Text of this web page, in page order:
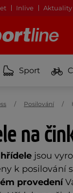
Inlive Aktuality
Sport
na
jsou
k posilování
provedení
Posilování